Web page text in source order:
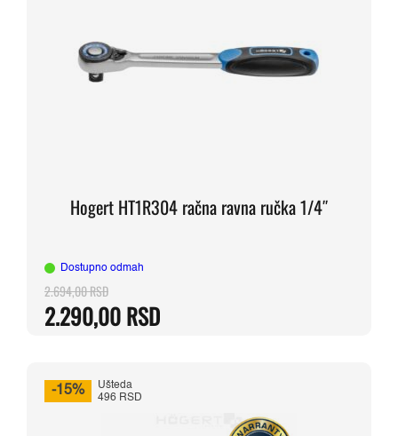
Hogert HT1R304 račna ravna ručka 1/4″
Dostupno odmah
2.694,00RSDOriginalna
cena
2.694,00 RSD.
2.290,00RSD
Trenutna
cena
-15%
Ušteda
496 RSD